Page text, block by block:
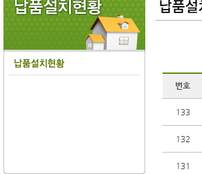
번호
133
132
131